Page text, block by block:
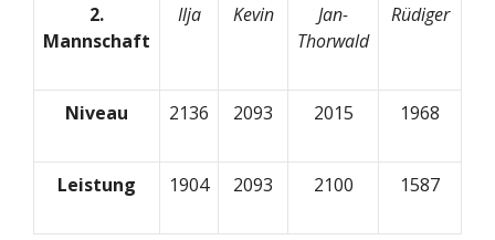
2.
Mannschaft
Ilja Kevin
Jan-
Thorwald
Rüdiger
Niveau 2136 2093 2015 1968
Leistung 1904 2093 2100 1587